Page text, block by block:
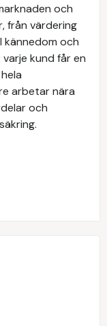
och
från värdering
kännedom och
kund får en
arbetar nära
och